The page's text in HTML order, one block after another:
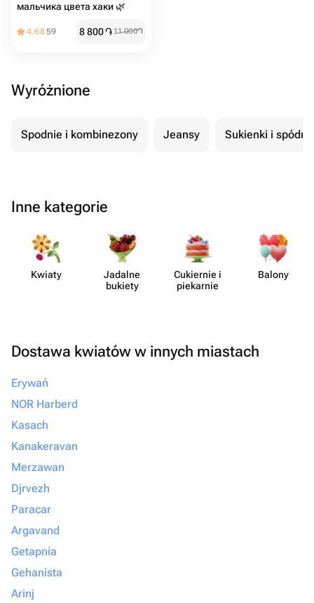
мальчика цвета хаки 🌿
4.6859 8 800֏11 000֏
Wyróżnione
Spodnie i kombinezony Jeansy Sukienki i
Inne kategorie
Kwiaty
Jadalne
bukiety
Cukiernie i
piekarnie
Balony
Dostawa kwiatów w innych miastach
Erywań
NOR Harberd
Kasach
Kanakeravan
Merzawan
Djrvezh
Paracar
Argavand
Getapnia
Gehanista
Arinj